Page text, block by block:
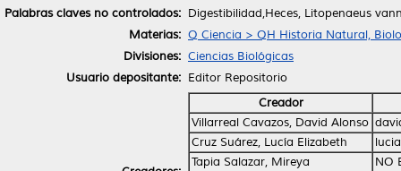
Palabras claves no controlados: Digestibilidad,Heces, Litopenaeus
Materias: Q Ciencia > QH Historia Natural,
Divisiones: Ciencias Biológicas
Usuario depositante: Editor Repositorio
Creador
Villarreal Cavazos, David Alonso
Cruz Suárez, Lucía Elizabeth
Tapia Salazar, Mireya
NO